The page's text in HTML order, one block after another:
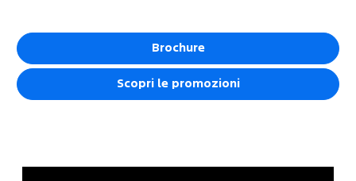
Brochure
Scopri le promozioni